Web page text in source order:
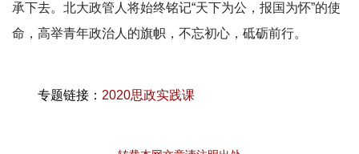
承下去。北大政管人将始终铭记“天下为公，报国为怀”的使
命，高举青年政治人的旗帜，不忘初心，砥砺前行。
专题链接： 2020思政实践课